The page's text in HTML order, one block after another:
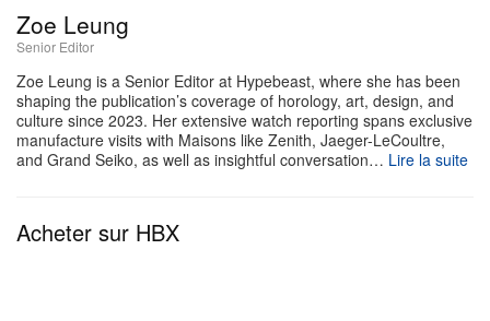
Zoe Leung
Senior Editor
Zoe Leung is a Senior Editor at Hypebeast, where she has been
shaping the publication’s coverage of horology, art, design, and
culture since 2023. Her extensive watch reporting spans exclusive
manufacture visits with Maisons like Zenith, Jaeger-LeCoultre,
and Grand Seiko, as well as insightful conversation… Lire la suite
Acheter sur HBX